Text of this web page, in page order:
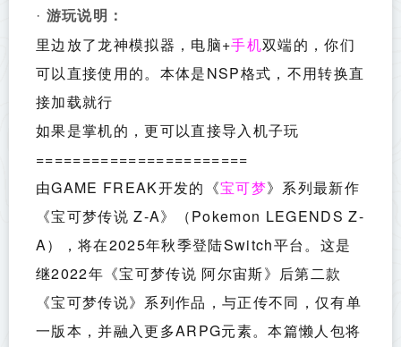
· 游玩说明：
里边放了龙神模拟器，电脑+手机双端的，你们
可以直接使用的。本体是NSP格式，不用转换直
接加载就行
如果是掌机的，更可以直接导入机子玩
=======================
由GAME FREAK开发的《宝可梦》系列最新作
《宝可梦传说 Z-A》（Pokemon LEGENDS Z-
A），将在2025年秋季登陆Switch平台。这是
继2022年《宝可梦传说 阿尔宙斯》后第二款
《宝可梦传说》系列作品，与正传不同，仅有单
一版本，并融入更多ARPG元素。本篇懒人包将